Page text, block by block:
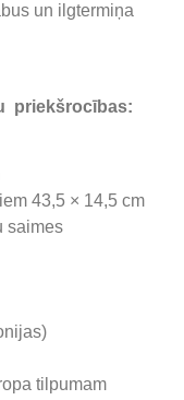
un ilgtermiņa
priekšrocības:
43,5 × 14,5 cm
saimes
tilpumam